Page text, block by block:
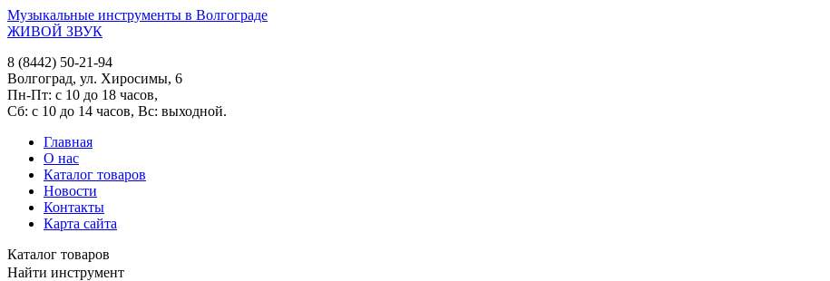
Музыкальные инструменты в Волгограде
ЖИВОЙ ЗВУК
8 (8442) 50-21-94
Волгоград, ул. Хиросимы, 6
Пн-Пт: с 10 до 18 часов,
Сб: с 10 до 14 часов, Вс: выходной.
Главная
О нас
Каталог товаров
Новости
Контакты
Карта сайта
Каталог товаров
Найти инструмент